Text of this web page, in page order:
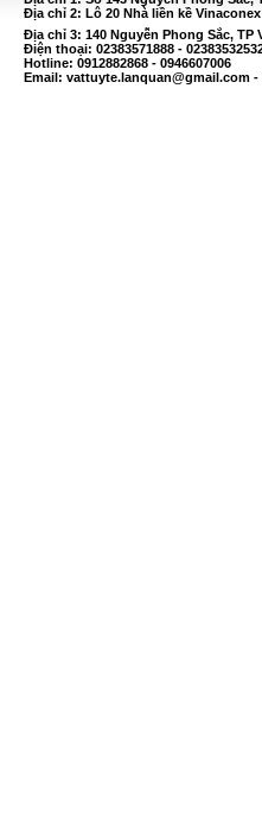
Địa chỉ 2: Lô 20 Nhà liền kề
Địa chỉ 3: 140 Nguyễn Phong Sắc, TP
Điện thoại: 02383571888 -
Hotline: 0912882868 - 0946607006
Email: vattuyte.lanquan@gmail.com -